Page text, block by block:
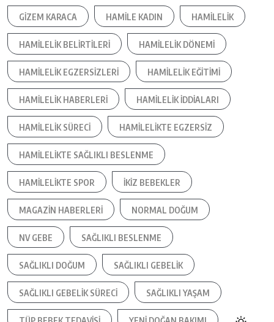
GIZEM KARACA HAMILE KADIN HAMILELIK
HAMILELIK BELIRTILERI HAMILELIK DÖNEMI
HAMILELIK EGZERSIZLERI HAMILELIK EĞITIMI
HAMILELIK HABERLERI HAMILELIK IDDIALARI
HAMILELIK SÜRECI HAMILELIKTE EGZERSIZ
HAMILELIKTE SAĞLIKLI BESLENME
HAMILELIKTE SPOR IKIZ BEBEKLER
MAGAZIN HABERLERI NORMAL DOĞUM
NV GEBE SAĞLIKLI BESLENME
SAĞLIKLI DOĞUM SAĞLIKLI GEBELIK
SAĞLIKLI GEBELIK SÜRECI SAĞLIKLI YAŞAM